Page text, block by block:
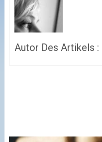
Autor Des Artikels :